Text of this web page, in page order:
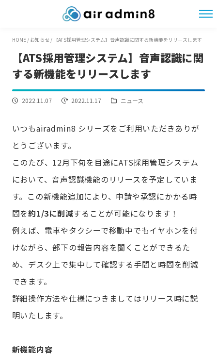
HOME/ お知らせ/ 【ATS採用管理システム】音声認識に関する新機能をリリースします
【ATS採用管理システム】音声認識に関
する新機能をリリースします
2022.11.07 2022.11.17 ニュース
いつもairadmin8 シリーズをご利用いただきありが
とうございます。
このたび、12月下旬を目途にATS採用管理システム
において、音声認識機能のリリースを予定していま
す。この新機能追加により、申請や承認にかかる時
間を約1/3に削減することが可能になります！
例えば、電車やタクシーで移動中でもイヤホンを付
けながら、部下の報告内容を聞くことができるた
め、デスク上で集中して確認する手間と時間を削減
できます。
詳細操作方法や仕様につきましてはリリース時に説
明いたします。
新機能内容